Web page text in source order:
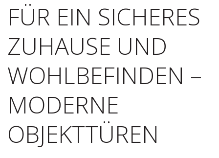
FÜR EIN SICHERES
ZUHAUSE UND
WOHLBEFINDEN –
MODERNE
OBJEKTTÜREN